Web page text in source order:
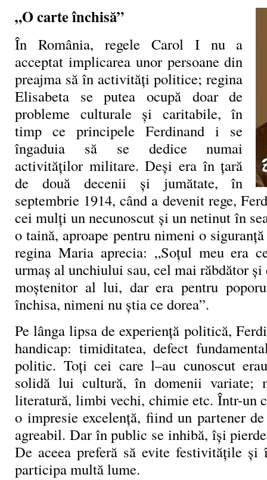
„O carte închisă”
În România, regele Carol I nu a
acceptat implicarea unor persoane din
preajma să în activități politice; regina
Elisabeta se putea ocupă doar de
probleme culturale și caritabile, în
timp ce principele Ferdinand i se
îngaduia să se dedice numai
activităților militare. Deși era în țară
de două decenii și jumătate, în
septembrie 1914, când a devenit rege,
cei mulți un necunoscut și un netinut în
o taină, aproape pentru nimeni o
regina Maria aprecia: „Soțul meu era
urmaș al unchiului sau, cel mai răbdător
moștenitor al lui, dar era pentru
închisa, nimeni nu știa ce dorea”.
Pe lânga lipsa de experiență politică,
handicap: timiditatea, defect
politic. Toți cei care l–au cunoscut
solidă lui cultură, în domenii variate;
literatură, limbi vechi, chimie etc. Într-un
o impresie excelență, fiind un partener
agreabil. Dar în public se inhibă, își
De aceea preferă să evite festivitățile
participa multă lume.